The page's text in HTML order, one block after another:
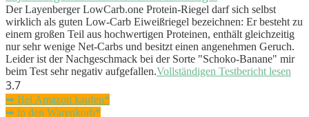
Der Layenberger LowCarb.one Protein-Riegel darf sich selbst
wirklich als guten Low-Carb Eiweißriegel bezeichnen: Er besteht zu
einem großen Teil aus hochwertigen Proteinen, enthält gleichzeitig
nur sehr wenige Net-Carbs und besitzt einen angenehmen Geruch.
Leider ist der Nachgeschmack bei der Sorte "Schoko-Banane" mir
beim Test sehr negativ aufgefallen.Vollständigen Testbericht lesen
3.7
➥ Bei Amazon kaufen*
➥ in den Warenkorb*